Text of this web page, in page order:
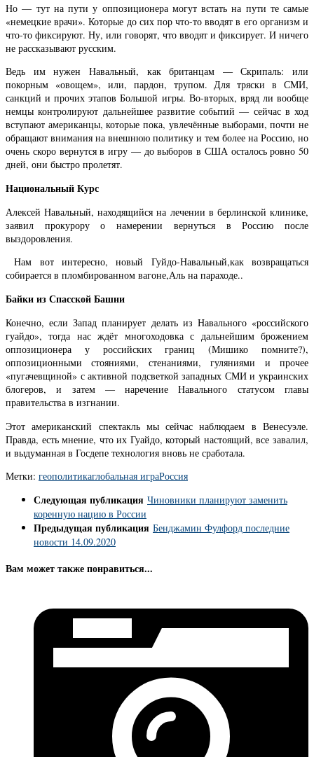
Но — тут на пути у оппозиционера могут встать на пути те самые
«немецкие врачи». Которые до сих пор что-то вводят в его организм и
что-то фиксируют. Ну, или говорят, что вводят и фиксирует. И ничего
не рассказывают русским.
Ведь им нужен Навальный, как британцам — Скрипаль: или
покорным «овощем», или, пардон, трупом. Для тряски в СМИ,
санкций и прочих этапов Большой игры. Во-вторых, вряд ли вообще
немцы контролируют дальнейшее развитие событий — сейчас в ход
вступают американцы, которые пока, увлечённые выборами, почти не
обращают внимания на внешнюю политику и тем более на Россию, но
очень скоро вернутся в игру — до выборов в США осталось ровно 50
дней, они быстро пролетят.
Национальный Курс
Алексей Навальный, находящийся на лечении в берлинской клинике,
заявил прокурору о намерении вернуться в Россию после
выздоровления.
Нам вот интересно, новый Гуйдо-Навальный,как возвращаться
собирается в пломбированном вагоне,Аль на параходе..
Байки из Спасской Башни
Конечно, если Запад планирует делать из Навального «российского
гуайдо», тогда нас ждёт многоходовка с дальнейшим брожением
оппозиционера у российских границ (Мишико помните?),
оппозиционными стояниями, стенаниями, гуляниями и прочее
«пугачевщиной» с активной подсветкой западных СМИ и украинских
блогеров, и затем — наречение Навального статусом главы
правительства в изгнании.
Этот американский спектакль мы сейчас наблюдаем в Венесуэле.
Правда, есть мнение, что их Гуайдо, который настоящий, все завалил,
и выдуманная в Госдепе технология вновь не сработала.
Метки: геополитикаглобальная играРоссия
Следующая публикация Чиновники планируют заменить
коренную нацию в России
Предыдущая публикация Бенджамин Фулфорд последние
новости 14.09.2020
Вам может также понравиться...